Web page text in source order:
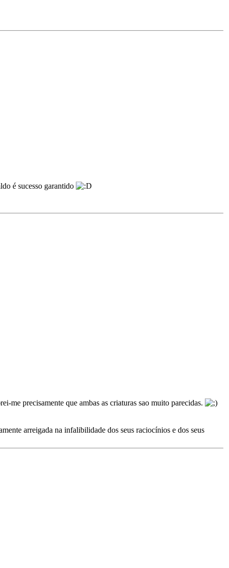
é sucesso garantido
me precisamente que ambas as criaturas sao muito parecidas.
arreigada na infalibilidade dos seus raciocínios e dos seus